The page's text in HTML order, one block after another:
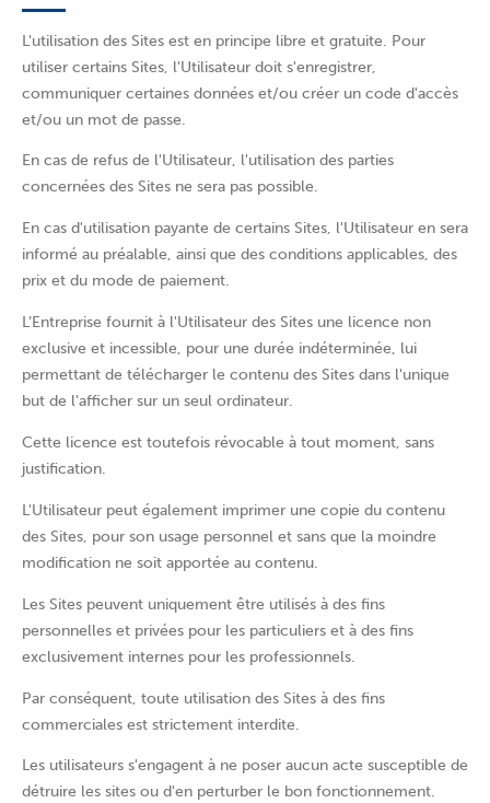
L'utilisation des Sites est en principe libre et gratuite. Pour
utiliser certains Sites, l'Utilisateur doit s'enregistrer,
communiquer certaines données et/ou créer un code d'accès
et/ou un mot de passe.
En cas de refus de l'Utilisateur, l'utilisation des parties
concernées des Sites ne sera pas possible.
En cas d'utilisation payante de certains Sites, l'Utilisateur en sera
informé au préalable, ainsi que des conditions applicables, des
prix et du mode de paiement.
L’Entreprise fournit à l'Utilisateur des Sites une licence non
exclusive et incessible, pour une durée indéterminée, lui
permettant de télécharger le contenu des Sites dans l'unique
but de l'afficher sur un seul ordinateur.
Cette licence est toutefois révocable à tout moment, sans
justification.
L'Utilisateur peut également imprimer une copie du contenu
des Sites, pour son usage personnel et sans que la moindre
modification ne soit apportée au contenu.
Les Sites peuvent uniquement être utilisés à des fins
personnelles et privées pour les particuliers et à des fins
exclusivement internes pour les professionnels.
Par conséquent, toute utilisation des Sites à des fins
commerciales est strictement interdite.
Les utilisateurs s'engagent à ne poser aucun acte susceptible de
détruire les sites ou d'en perturber le bon fonctionnement.